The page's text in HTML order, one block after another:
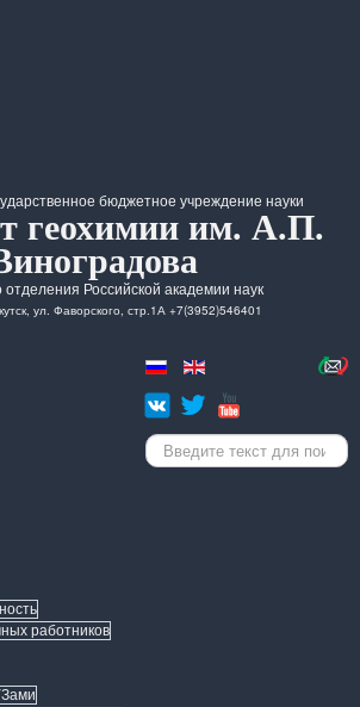
бюджетное учреждение науки
геохимии им. А.П.
отделения Российской академии наук
ул. Фаворского, стр.1А +7(3952)546401
Искать...
работников